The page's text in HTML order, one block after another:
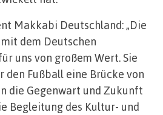
Makkabi Deutschland: „Die
dem Deutschen
uns von großem Wert. Sie
den Fußball eine Brücke von
die Gegenwart und Zukunft
Begleitung des Kultur- und